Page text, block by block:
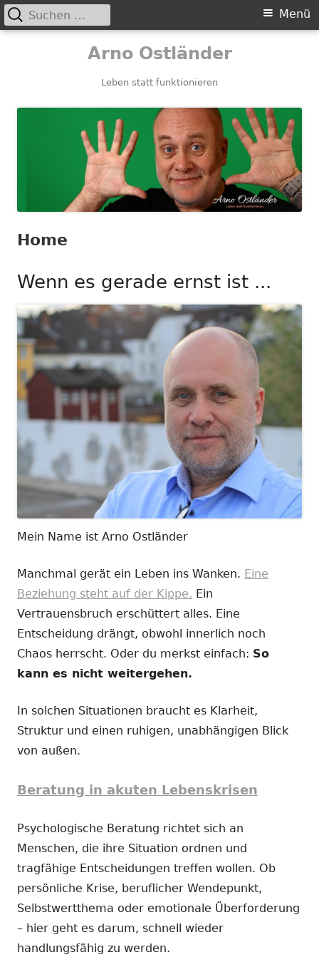
Arno Ostländer
Leben statt funktionieren
Primäres
Menü
Suchen
nach:
Home
Wenn es gerade ernst ist ...
Mein Name ist Arno Ostländer
Manchmal gerät ein Leben ins Wanken. Eine
Beziehung steht auf der Kippe. Ein
Vertrauensbruch erschüttert alles. Eine
Entscheidung drängt, obwohl innerlich noch
Chaos herrscht. Oder du merkst einfach: So
kann es nicht weitergehen.
In solchen Situationen braucht es Klarheit,
Struktur und einen ruhigen, unabhängigen Blick
von außen.
Beratung in akuten Lebenskrisen
Psychologische Beratung richtet sich an
Menschen, die ihre Situation ordnen und
tragfähige Entscheidungen treffen wollen. Ob
persönliche Krise, beruflicher Wendepunkt,
Selbstwertthema oder emotionale Überforderung
– hier geht es darum, schnell wieder
handlungsfähig zu werden.